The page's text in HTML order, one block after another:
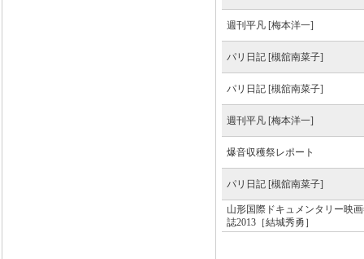
週刊平凡 [梅本洋一]
パリ日記 [槻舘南菜子]
パリ日記 [槻舘南菜子]
週刊平凡 [梅本洋一]
爆音収穫祭レポート
パリ日記 [槻舘南菜子]
山形国際ドキュメンタリー映
誌2013［結城秀勇］